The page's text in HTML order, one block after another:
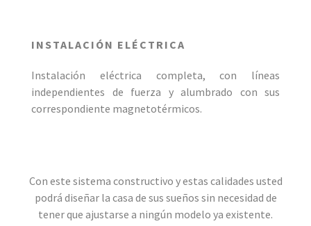
INSTALACIÓN ELÉCTRICA
Instalación eléctrica completa, con lí­neas
independientes de fuerza y alumbrado con sus
correspondiente magnetotérmicos.
Con este sistema constructivo y estas calidades usted
podrá diseñar la casa de sus sueños sin necesidad de
tener que ajustarse a ningún modelo ya existente.